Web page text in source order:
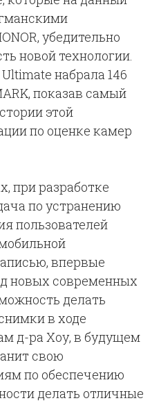
убедительно
новой технологии.
набрала 146
показав самый
этой
по оценке камер
при разработке
по устранению
пользователей
впервые
новых современных
делать
в ходе
д-ра Хоу, в будущем
свою
по обеспечению
делать отличные